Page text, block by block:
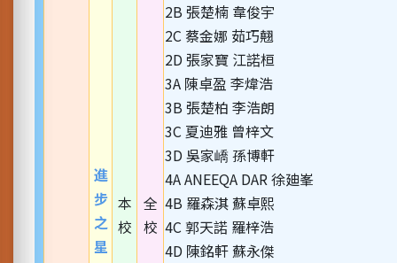
進
步
之
星
本
校
全
校
2B 張楚楠 韋俊宇
2C 蔡金娜 茹巧翹
2D 張家寶 江諾桓
3A 陳卓盈 李煒浩
3B 張楚柏 李浩朗
3C 夏迪雅 曾梓文
3D 吳家嶠 孫博軒
4A ANEEQA DAR 徐廸峯
4B 羅森淇 蘇卓熙
4C 郭天諾 羅梓浩
4D 陳銘軒 蘇永傑